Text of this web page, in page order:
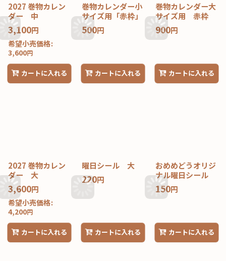
2027 巻物カレン
ダー 中
3,100円
希望小売価格:
3,600円
カートに入れる
巻物カレンダー小
サイズ用「赤枠」
500円
カートに入れる
巻物カレンダー大
サイズ用 赤枠
900円
カートに入れる
2027 巻物カレン
ダー 大
3,600円
希望小売価格:
4,200円
カートに入れる
曜日シール 大
220円
カートに入れる
おめめどうオリジ
ナル曜日シール
150円
カートに入れる